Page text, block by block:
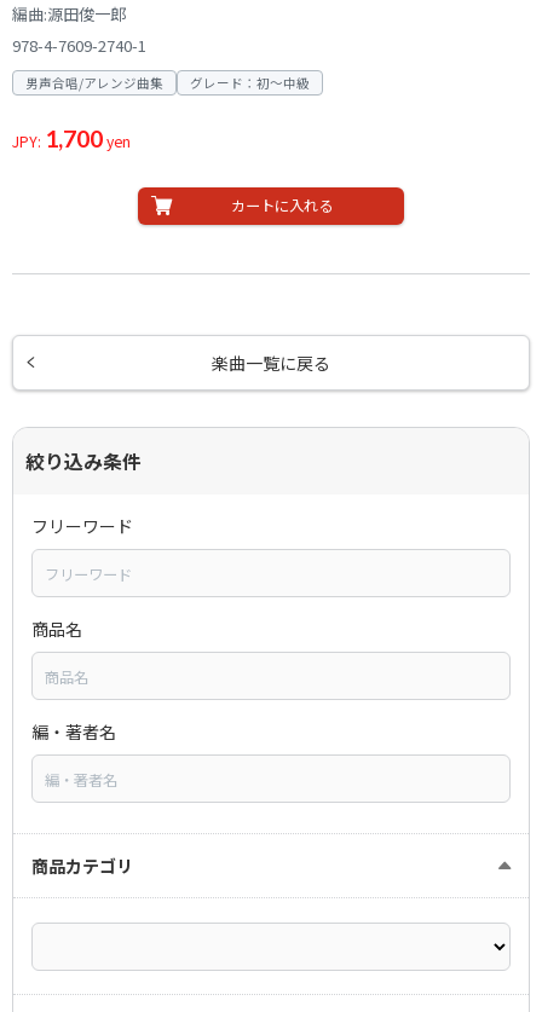
編曲:源田俊一郎
978-4-7609-2740-1
男声合唱/アレンジ曲集 グレード：初～中級
JPY: 1,700yen
カートに入れる
楽曲一覧に戻る
絞り込み条件
フリーワード
商品名
編・著者名
商品カテゴリ